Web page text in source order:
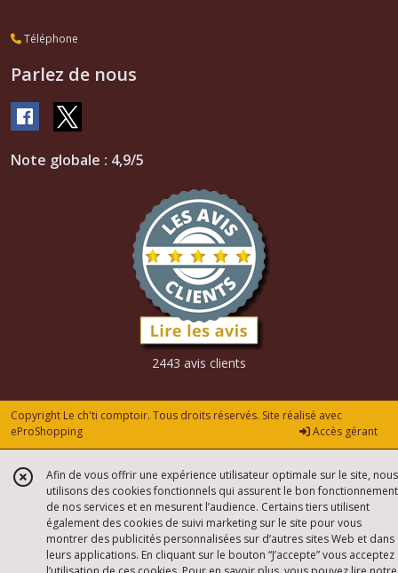
résultats
Téléphone
Parlez de nous
Note globale : 4,9/5
2443 avis clients
Copyright Le ch'ti comptoir. Tous droits réservés. Site réalisé avec
eProShopping
Accès gérant
Afin de vous offrir une expérience utilisateur optimale sur le site, nous
utilisons des cookies fonctionnels qui assurent le bon fonctionnement
de nos services et en mesurent l’audience. Certains tiers utilisent
également des cookies de suivi marketing sur le site pour vous
montrer des publicités personnalisées sur d’autres sites Web et dans
leurs applications. En cliquant sur le bouton “J’accepte” vous acceptez